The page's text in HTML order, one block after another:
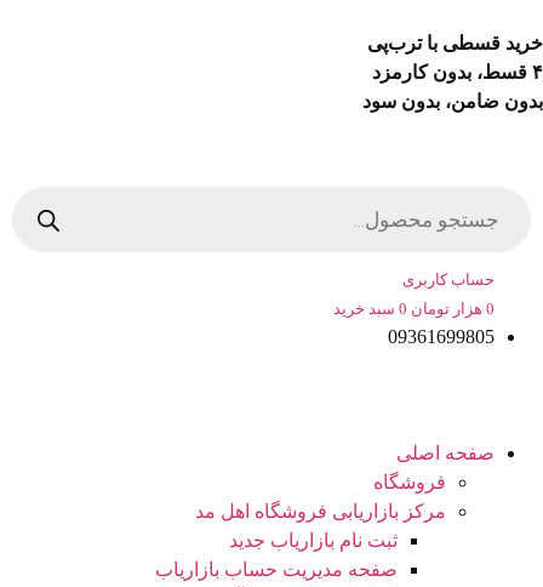
قسطی با ترب‌پی
ضامن، بدون سود
حساب کاربری
هزار تومان 0 سبد خرید
09361699805
صفحه اصلی
فروشگاه
مرکز بازاریابی فروشگاه اهل مد
ثبت نام بازاریاب جدید
صفحه مدیریت حساب بازاریاب